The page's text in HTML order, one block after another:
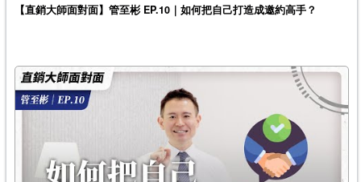
【直銷大師面對面】管至彬 EP.10｜如何把自己打造成邀約高手？